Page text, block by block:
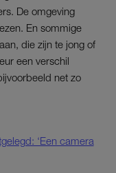
De omgeving
En sommige
die zijn te jong of
een verschil
net zo
‘Een camera